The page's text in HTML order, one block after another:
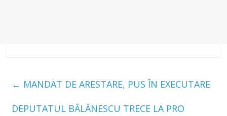
← MANDAT DE ARESTARE, PUS ÎN EXECUTARE
DEPUTATUL BĂLĂNESCU TRECE LA PRO